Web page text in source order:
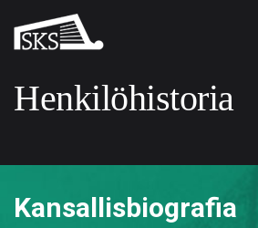
pääsisältöön
Suomalaisen
kirjallisuuden
Henkilöhistoria
Kansallisbiografia